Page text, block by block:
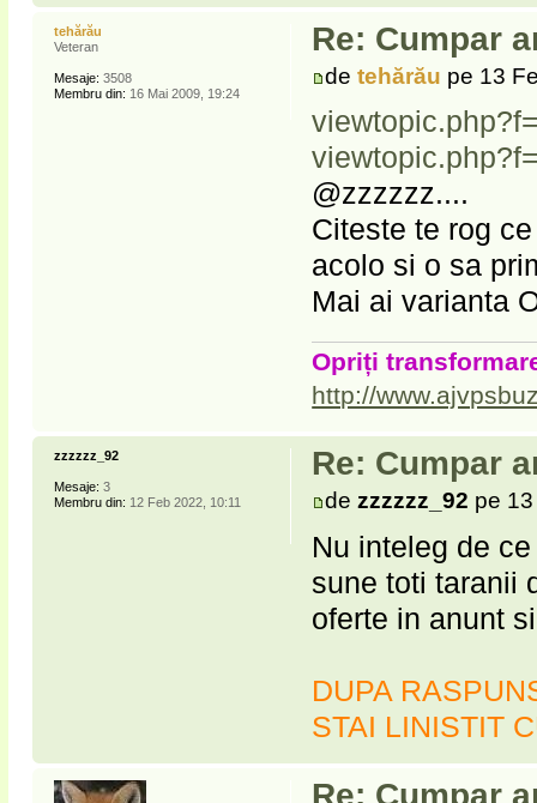
Re: Cumpar
detehărău pe 13
@zzzzzz....
Citeste te rog
acolo si o sa
Mai ai varianta
Opriți
http://
tehărău
Veteran
Mesaje: 3508
Membru din: 16 Mai 2009, 19:24
Re: Cumpar
dezzzzzz_92 pe
Nu inteleg de
sune toti taranii
oferte in anunt
DUPA
STAI LINISTIT
zzzzzz_92
Mesaje: 3
Membru din: 12 Feb 2022, 10:11
Re: Cumpar